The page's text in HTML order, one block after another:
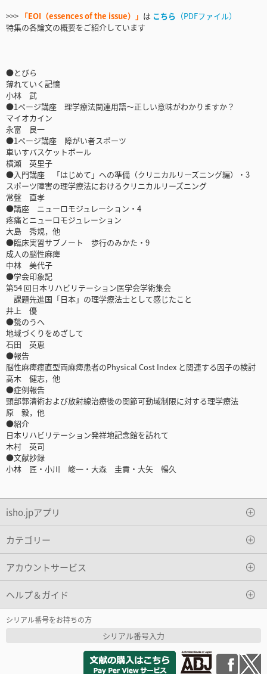
>>> 「EOI（essences of the issue）」 は こちら （PDFファイル）
特集の各論文の概要をご紹介しています
●とびら
薄れていく記憶
小林 武
●1ページ講座 理学療法関連用語～正しい意味がわかりますか？
マイオカイン
永富 良一
●1ページ講座 障がい者スポーツ
車いすバスケットボール
横瀬 英里子
●入門講座 「はじめて」への準備（クリニカルリーズニング編）・3
スポーツ障害の理学療法におけるクリニカルリーズニング
常盤 直孝
●講座 ニューロモジュレーション・4
疼痛とニューロモジュレーション
大島 秀規，他
●臨床実習サブノート 歩行のみかた・9
成人の脳性麻痺
中林 美代子
●学会印象記
第54 回日本リハビリテーション医学会学術集会
課題先進国「日本」の理学療法士として感じたこと
井上 優
●甃のうへ
地域づくりをめざして
石田 英恵
●報告
脳性麻痺痙直型両麻痺患者のPhysical Cost Index と関連する因子の検討
高木 健志，他
●症例報告
頸部郭清術および放射線治療後の関節可動域制限に対する理学療法
原 毅，他
●紹介
日本リハビリテーション発祥地記念館を訪れて
木村 英司
●文献抄録
小林 匠・小川 峻一・大森 圭貢・大矢 暢久
isho.jpアプリ
カテゴリー
アカウントサービス
ヘルプ＆ガイド
シリアル番号をお持ちの方
シリアル番号入力